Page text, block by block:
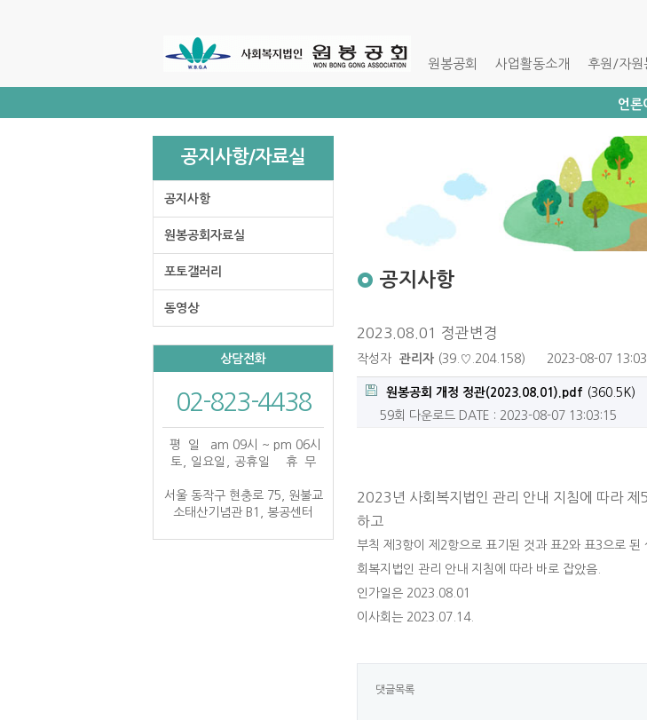
원봉공회 사업활동소개 후원/자원
언론
공지사항/자료실
공지사항
원봉공회자료실
포토갤러리
동영상
상담전화
02-823-4438
평 일
am 09시 ~ pm 06시
토, 일요일, 공휴일 휴 무
서울 동작구 현충로 75, 원불교
소태산기념관 B1, 봉공센터
공지사항
2023.08.01 정관변경
작성자 관리자 (39.♡.204.158) 2023-08-07 13:03
원봉공회 개정 정관(2023.08.01).pdf (360.5K)
59회 다운로드
DATE : 2023-08-07 13:03:15
2023년 사회복지법인 관리 안내 지침에 따라
하고
부칙 제3항이 제2항으로 표기된 것과 표2와 표3으로
회복지법인 관리 안내 지침에 따라 바로 잡았음.
인가일은 2023.08.01
이사회는 2023.07.14.
댓글목록